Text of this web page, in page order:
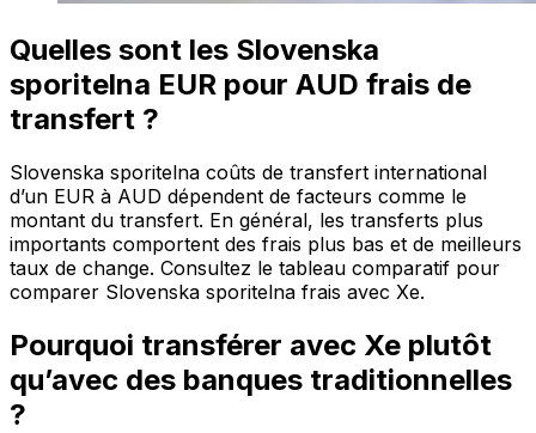
Quelles sont les Slovenska
sporitelna EUR pour AUD frais de
transfert ?
Slovenska sporitelna coûts de transfert international
d’un EUR à AUD dépendent de facteurs comme le
montant du transfert. En général, les transferts plus
importants comportent des frais plus bas et de meilleurs
taux de change. Consultez le tableau comparatif pour
comparer Slovenska sporitelna frais avec Xe.
Pourquoi transférer avec Xe plutôt
qu’avec des banques traditionnelles
?